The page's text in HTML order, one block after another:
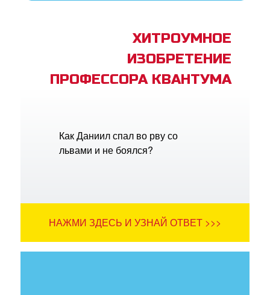
ХИТРОУМНОЕ
ИЗОБРЕТЕНИЕ
ПРОФЕССОРА КВАНТУМА
Как Даниил спал во рву со
львами и не боялся?
НАЖМИ ЗДЕСЬ И УЗНАЙ ОТВЕТ >>>